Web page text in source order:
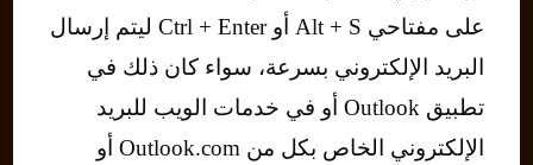
على مفتاحي Alt + S أو Ctrl + Enter ليتم إرسال
البريد الإلكتروني بسرعة، سواء كان ذلك في
تطبيق Outlook أو في خدمات الويب للبريد
الإلكتروني الخاص بكل من Outlook.com أو